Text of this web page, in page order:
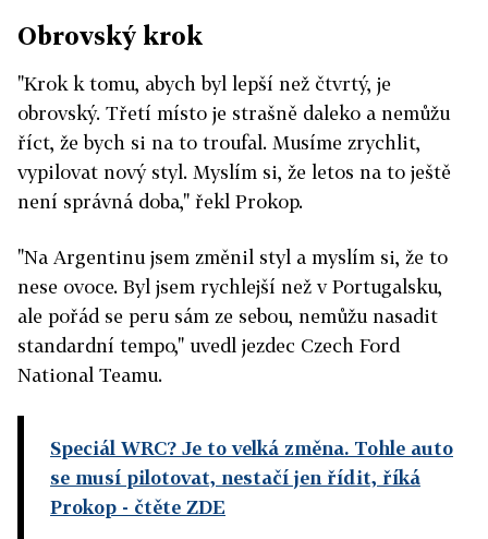
Obrovský krok
"Krok k tomu, abych byl lepší než čtvrtý, je
obrovský. Třetí místo je strašně daleko a nemůžu
říct, že bych si na to troufal. Musíme zrychlit,
vypilovat nový styl. Myslím si, že letos na to ještě
není správná doba," řekl Prokop.
"Na Argentinu jsem změnil styl a myslím si, že to
nese ovoce. Byl jsem rychlejší než v Portugalsku,
ale pořád se peru sám ze sebou, nemůžu nasadit
standardní tempo," uvedl jezdec Czech Ford
National Teamu.
Speciál WRC? Je to velká změna. Tohle auto
se musí pilotovat, nestačí jen řídit, říká
Prokop - čtěte ZDE